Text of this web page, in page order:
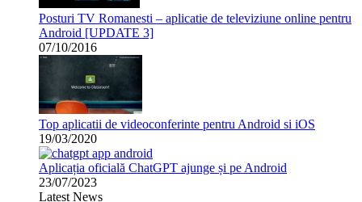
Posturi TV Romanesti – aplicatie de televiziune online pentru
Android [UPDATE 3]
07/10/2016
Top aplicatii de videoconferinte pentru Android si iOS
19/03/2020
Aplicația oficială ChatGPT ajunge și pe Android
23/07/2023
Latest News